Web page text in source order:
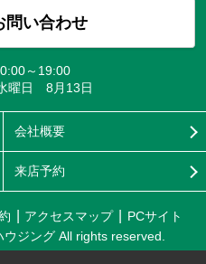
問い合わせ
～19:00
曜日 8月13日
会社概要
来店予約
アクセスマップ
PCサイト
ジング All rights reserved.